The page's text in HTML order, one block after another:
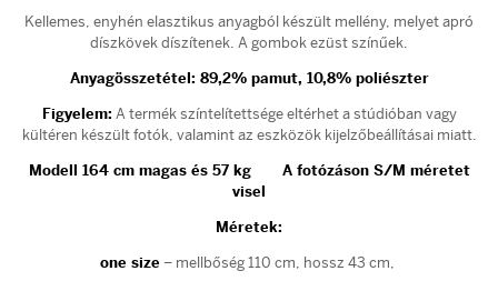
Kellemes, enyhén elasztikus anyagból készült mellény, melyet apró
díszkövek díszítenek. A gombok ezüst színűek.
Anyagösszetétel: 89,2% pamut, 10,8% poliészter
Figyelem: A termék színtelítettsége eltérhet a stúdióban vagy
kültéren készült fotók, valamint az eszközök kijelzőbeállításai miatt.
Modell 164 cm magas és 57 kg A fotózáson S/M méretet
visel
Méretek:
one size – mellbőség 110 cm, hossz 43 cm,